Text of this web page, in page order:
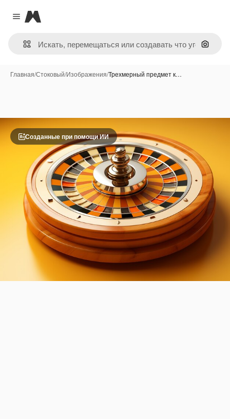
Close menu
Magnific
Поиск
Главная/Стоковый/Изображения/Трехмерный предмет к…
Созданные при помощи ИИ